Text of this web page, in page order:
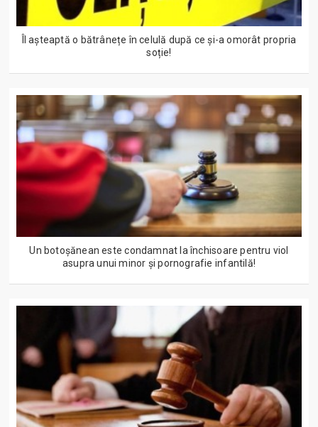
Îl așteaptă o bătrânețe în celulă după ce și-a omorât propria
soție!
Un botoșănean este condamnat la închisoare pentru viol
asupra unui minor și pornografie infantilă!